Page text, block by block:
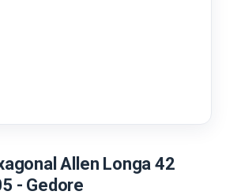
Allen Longa 42
- Gedore